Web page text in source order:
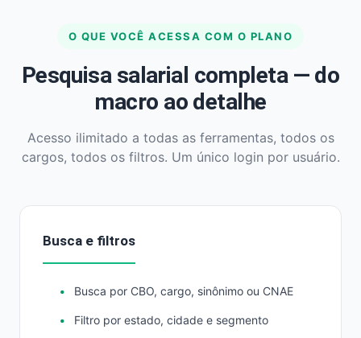
O QUE VOCÊ ACESSA COM O PLANO
Pesquisa salarial completa — do
macro ao detalhe
Acesso ilimitado a todas as ferramentas, todos os
cargos, todos os filtros. Um único login por usuário.
Busca e filtros
Busca por CBO, cargo, sinônimo ou CNAE
Filtro por estado, cidade e segmento